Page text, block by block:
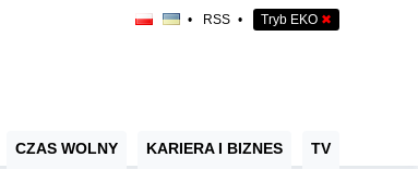
• RSS • Tryb EKO ✖
CZAS WOLNY KARIERA I BIZNES TV